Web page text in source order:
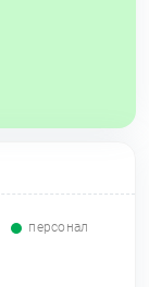
персонал